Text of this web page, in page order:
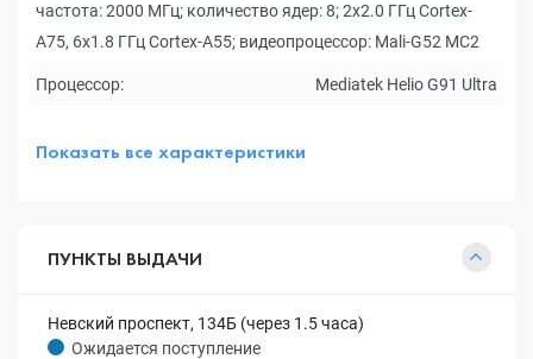
частота: 2000 МГц; количество ядер: 8; 2x2.0 ГГц Cortex-
A75, 6x1.8 ГГц Cortex-A55; видеопроцессор: Mali-G52 MC2
Процессор: Mediatek Helio G91 Ultra
Показать все характеристики
ПУНКТЫ ВЫДАЧИ
Невский проспект, 134Б (через 1.5 часа)
Ожидается поступление